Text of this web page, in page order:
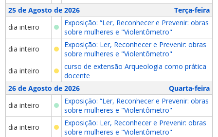
25 de Agosto de 2026
Terça-feira
dia inteiro
Exposição: “Ler, Reconhecer e Prevenir: obras
sobre mulheres e "Violentômetro"
dia inteiro
Exposição: Ler, Reconhecer e Prevenir: obras
sobre mulheres e "Violentômetro"
dia inteiro
curso de extensão Arqueologia como prática
docente
26 de Agosto de 2026
Quarta-feira
dia inteiro
Exposição: “Ler, Reconhecer e Prevenir: obras
sobre mulheres e "Violentômetro"
dia inteiro
Exposição: Ler, Reconhecer e Prevenir: obras
sobre mulheres e "Violentômetro"